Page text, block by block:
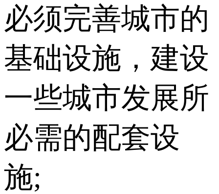
必须完善城市的
基础设施，建设
一些城市发展所
必需的配套设
施;